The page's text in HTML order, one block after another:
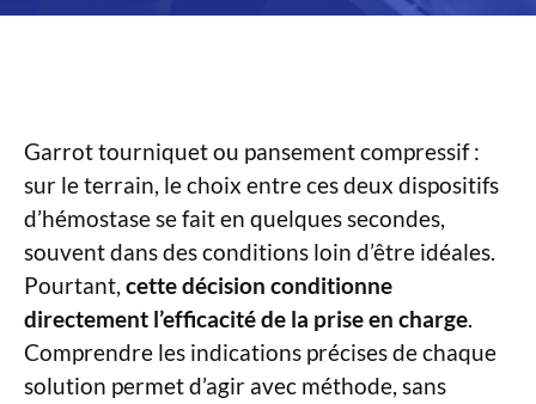
Garrot tourniquet ou pansement compressif :
sur le terrain, le choix entre ces deux dispositifs
d’hémostase se fait en quelques secondes,
souvent dans des conditions loin d’être idéales.
Pourtant, cette décision conditionne
directement l’efficacité de la prise en charge.
Comprendre les indications précises de chaque
solution permet d’agir avec méthode, sans